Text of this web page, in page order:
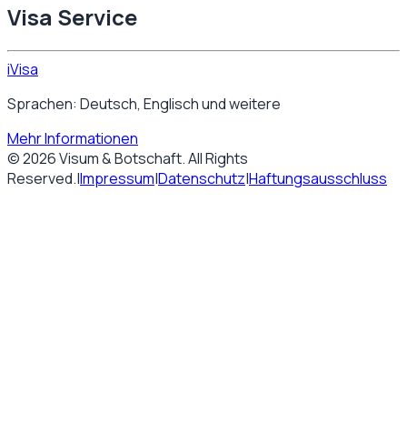
Visa Service
iVisa
Sprachen: Deutsch, Englisch und weitere
Mehr Informationen
©2026Visum & Botschaft. All Rights
Reserved.|Impressum|Datenschutz|Haftungsausschluss